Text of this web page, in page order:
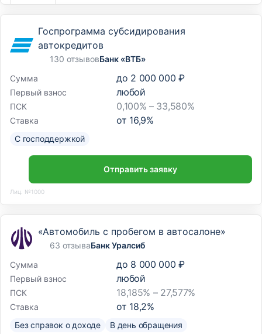
Госпрограмма субсидирования
автокредитов
130 отзывовБанк «ВТБ»
Сумма
до 2 000 000 ₽
Первый взнос любой
ПСК 0,100% – 33,580%
Ставка от 16,9%
С господдержкой
Отправить заявку
Лиц. №1000
«Автомобиль с пробегом в автосалоне»
63 отзываБанк Уралсиб
Сумма
до 8 000 000 ₽
Первый взнос любой
ПСК 18,185% – 27,577%
Ставка от 18,2%
Без справок о доходе В день обращения